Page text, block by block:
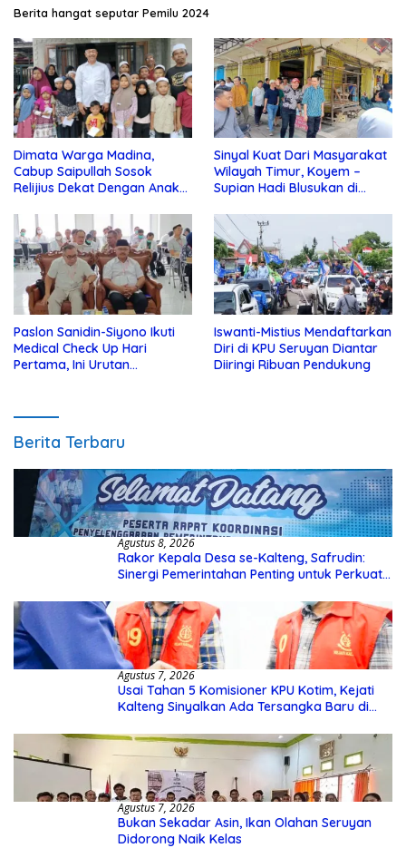
Berita hangat seputar Pemilu 2024
Dimata Warga Madina,
Cabup Saipullah Sosok
Relijius Dekat Dengan Anak
Sinyal Kuat Dari Masyarakat
Wilayah Timur, Koyem –
Supian Hadi Blusukan di
Paslon Sanidin-Siyono Ikuti
Medical Check Up Hari
Pertama, Ini Urutan
Iswanti-Mistius Mendaftarkan
Diri di KPU Seruyan Diantar
Diiringi Ribuan Pendukung
Berita Terbaru
Agustus 8, 2026
Rakor Kepala Desa se-Kalteng, Safrudin:
Sinergi Pemerintahan Penting untuk Perkuat
Agustus 7, 2026
Usai Tahan 5 Komisioner KPU Kotim, Kejati
Kalteng Sinyalkan Ada Tersangka Baru di
Agustus 7, 2026
Bukan Sekadar Asin, Ikan Olahan Seruyan
Didorong Naik Kelas